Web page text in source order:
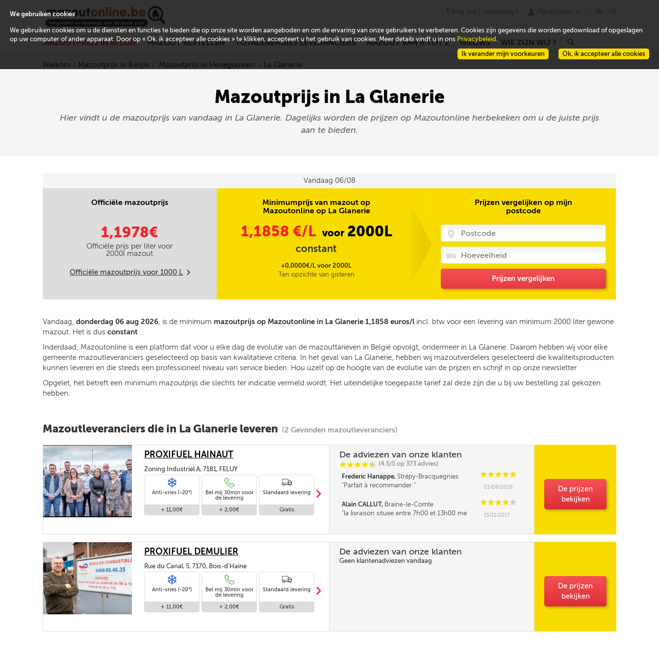
MAZOUTPRIJS IN BELGIË MAZOUT BESTELLEN TOTALENERGIES LEVERANCIERS MAZOUT VAN A TOT Z NIEUWS WIE ZIJN WIJ ? r
Welkom Mazoutprijs in Belgie Mazoutprijs in Henegouwen La Glanerie
Mazoutprijs in La Glanerie
Hier vindt u de mazoutprijs van vandaag in La Glanerie. Dagelijks worden de prijzen op Mazoutonline herbekeken om u de juiste prijs
aan te bieden.
Vandaag 06/08
Officiële mazoutprijs
1,1978€
Officiële prijs per liter voor
2000l mazout
Officiële mazoutprijs voor1000 L m
Minimumprijs van mazout op
Mazoutonline op La Glanerie
1,1858 €/L voor 2000L
constant
+0,0000€/L voor 2000L
Ten opzichte van gisteren
Prijzen vergelijken op mijn
postcode
Prijzen vergelijken
Vandaag, donderdag 06 aug 2026, is de minimum mazoutprijs op Mazoutonline in La Glanerie 1,1858 euros/l incl. btw voor een levering van minimum 2000 liter gewone
mazout. Het is dus constant .
Inderdaad, Mazoutonline is een platform dat voor u elke dag de evolutie van de mazouttarieven in België opvolgt, ondermeer in La Glanerie. Daarom hebben wij voor elke
gemeente mazoutleveranciers geselecteerd op basis van kwalitatieve criteria. In het geval van La Glanerie, hebben wij mazoutverdelers geselecteerd die kwaliteitsproducten
kunnen leveren en die steeds een professioneel niveau van service bieden. Hou uzelf op de hoogte van de evolutie van de prijzen en schrijf in op onze newsletter
Opgelet, het betreft een minimum mazoutprijs die slechts ter indicatie vermeld wordt. Het uiteindelijke toegepaste tarief zal deze zijn die u bij uw bestelling zal gekozen
hebben.
Mazoutleveranciers die in La Glanerie leveren (2 Gevonden mazoutleveranciers)
PROXIFUEL HAINAUT
Zoning Industriel A, 7181, FELUY
Anti-vries (-20°)
+ 11,00€
Bel mij 30min voor
de levering
+ 2,00€
Standaard levering
Gratis
Gratis
m
De adviezen van onze klanten
CCCCi
@ (4.5/5 op 373 advies)
Frederic Hanappe, Strépy-Bracquegnies CCCCC
Parfait à recommander
01/08/2018
Alain CALLUT, Braine-le-Comte CCCC C
la livraison situee entre 7h00 et 13h00 me
15/11/2017
De prijzen
bekijken
PROXIFUEL DEMULIER
Rue du Canal, 5, 7170, Bois-d'Haine
Anti-vries (-20°)
+ 11,00€
Bel mij 30min voor
de levering
+ 2,00€
Standaard levering
Gratis
m
De adviezen van onze klanten
Geen klantenadviezen vandaag
De prijzen
bekijken
We gebruiken cookies
We gebruiken cookies om u de diensten en functies te bieden die op onze site worden aangeboden en om de ervaring van onze gebruikers te verbeteren. Cookies zijn gegevens die worden gedownload of opgeslagen
op uw computer of ander apparaat. Door op « Ok, ik accepteer alle cookies » te klikken, accepteert u het gebruik van cookies. Meer details vindt u in ons Privacybeleid .
Ok, ik accepteer alle cookies
Ik verander mijn voorkeuren